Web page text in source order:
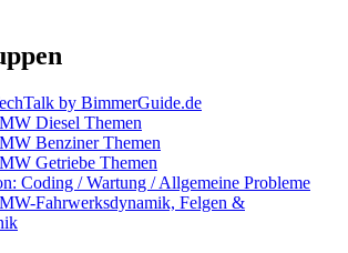
by BimmerGuide.de
Diesel Themen
Benziner Themen
Getriebe Themen
Coding / Wartung / Allgemeine Probleme
Fahrwerksdynamik, Felgen &